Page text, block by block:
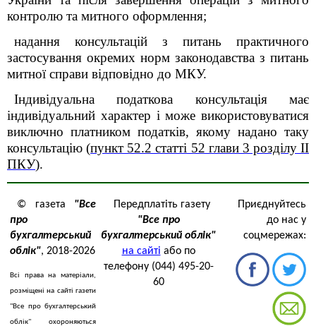
контролю та митного оформлення;
надання консультацій з питань практичного
застосування окремих норм законодавства з питань
митної справи відповідно до МКУ.
Індивідуальна податкова консультація має
індивідуальний характер і може використовуватися
виключно платником податків, якому надано таку
консультацію (пункт 52.2 статті 52 глави 3 розділу II
ПКУ).
© газета "Все
про
бухгалтерський
облік", 2018-2026
Всі права на матеріали,
розміщені на сайті газети
"Все про бухгалтерський
облік" охороняються
Передплатіть газету
"Все про
бухгалтерський облік"
на сайті або по
телефону (044) 495-20-
60
Приєднуйтесь
до нас у
соцмережах: